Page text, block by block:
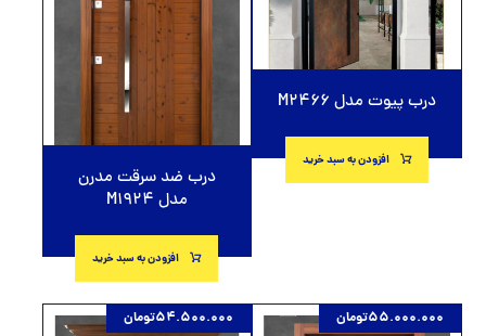
درب پیوت مدل M2466
افزودن به سبد خرید
درب ضد سرقت مدرن
مدل M1924
افزودن به سبد خرید
55.000.000تومان 54.500.000تومان